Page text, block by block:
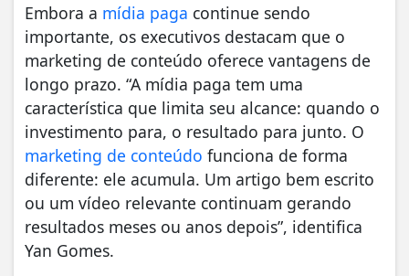
Embora a mídia paga continue sendo
importante, os executivos destacam que o
marketing de conteúdo oferece vantagens de
longo prazo. “A mídia paga tem uma
característica que limita seu alcance: quando o
investimento para, o resultado para junto. O
marketing de conteúdo funciona de forma
diferente: ele acumula. Um artigo bem escrito
ou um vídeo relevante continuam gerando
resultados meses ou anos depois”, identifica
Yan Gomes.